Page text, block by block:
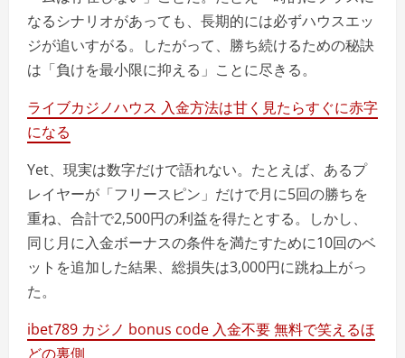
なるシナリオがあっても、長期的には必ずハウスエッ
ジが追いすがる。したがって、勝ち続けるための秘訣
は「負けを最小限に抑える」ことに尽きる。
ライブカジノハウス 入金方法は甘く見たらすぐに赤字
になる
Yet、現実は数字だけで語れない。たとえば、あるプ
レイヤーが「フリースピン」だけで月に5回の勝ちを
重ね、合計で2,500円の利益を得たとする。しかし、
同じ月に入金ボーナスの条件を満たすために10回のベ
ットを追加した結果、総損失は3,000円に跳ね上がっ
た。
ibet789 カジノ bonus code 入金不要 無料で笑えるほ
どの裏側